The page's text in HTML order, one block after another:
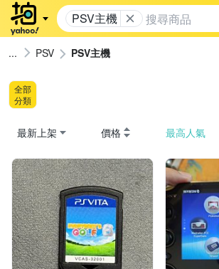
PSV主機
PSV PSV主機
全部
分類
最新上架 價格 最高人氣